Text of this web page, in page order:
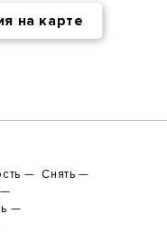
на карте
Снять